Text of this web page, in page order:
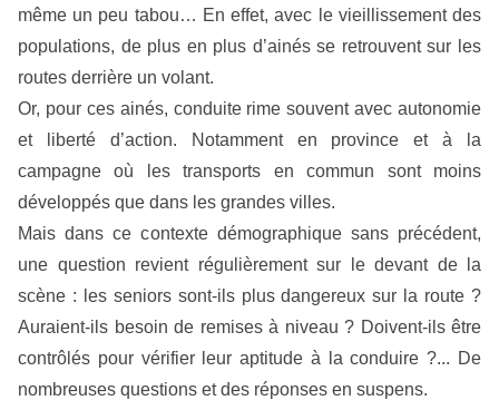
même un peu tabou… En effet, avec le vieillissement des
populations, de plus en plus d’ainés se retrouvent sur les
routes derrière un volant.
Or, pour ces ainés, conduite rime souvent avec autonomie
et liberté d’action. Notamment en province et à la
campagne où les transports en commun sont moins
développés que dans les grandes villes.
Mais dans ce contexte démographique sans précédent,
une question revient régulièrement sur le devant de la
scène : les seniors sont-ils plus dangereux sur la route ?
Auraient-ils besoin de remises à niveau ? Doivent-ils être
contrôlés pour vérifier leur aptitude à la conduire ?... De
nombreuses questions et des réponses en suspens.